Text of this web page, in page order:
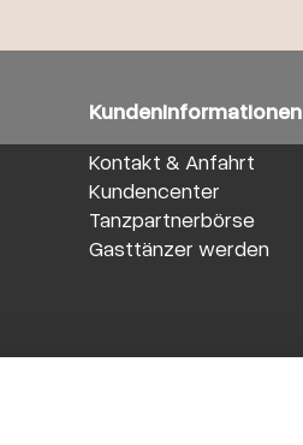
Kundeninformationen
Kontakt & Anfahrt
Kundencenter
Tanzpartnerbörse
Gasttänzer werden